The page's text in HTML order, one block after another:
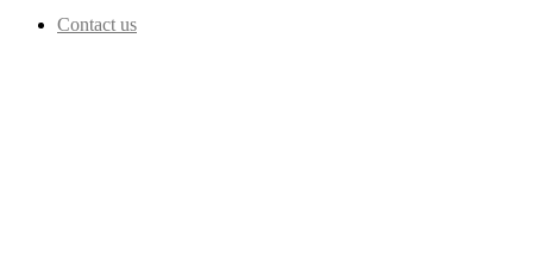
Contact us